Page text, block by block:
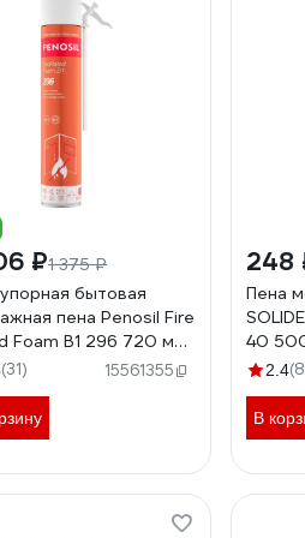
₽1 375 ₽
бытовая
пена Penosil Fire
Foam B1 296 720 мл,
(31) 15561355
248
Пена
40
2.4
В